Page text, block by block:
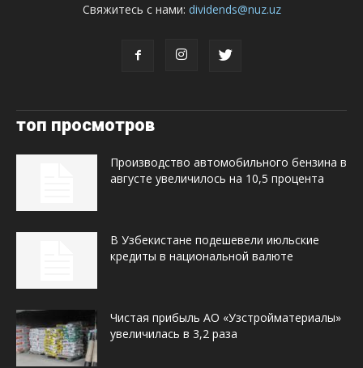
Свяжитесь с нами: dividends@nuz.uz
топ просмотров
Производство автомобильного бензина в
августе увеличилось на 10,5 процента
В Узбекистане подешевели июльские
кредиты в национальной валюте
Чистая прибыль АО «Узстройматериалы»
увеличилась в 3,2 раза